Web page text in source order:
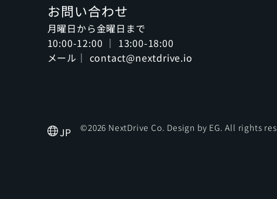
お問い合わせ
月曜日から金曜日まで
10:00-12:00 ｜ 13:00-18:00
メール｜ contact@nextdrive.io
JP ©2026 NextDrive Co. Design by EG. All rights